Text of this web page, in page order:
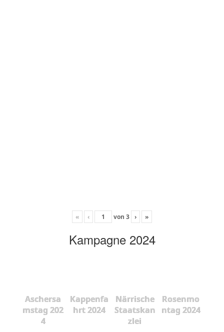
« ‹ von 3 › »
Kampagne 2024
Aschersa
mstag 202
4
Kappenfa
hrt 2024
Närrische
Staatskan
zlei
Rosenmo
ntag 2024